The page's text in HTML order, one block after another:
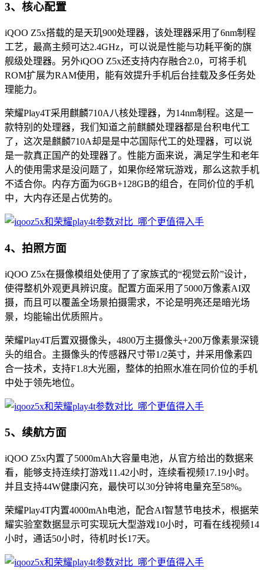
3、核心配置
iQOO Z5x搭载的是天玑900处理器，该处理器采用了6nm制程
工艺，最高主频可达2.4GHz，可以说是性能与功耗平衡的旗
舰级处理器。另外iQOO Z5x还支持内存融合2.0，可将手机
ROM扩展为RAM使用，能有效提升手机后台挂载及多任务处
理能力。
荣耀Play4T采用麒麟710A八核处理器，为14nm制程。这是一
款特别的处理器，我们知道之前麒麟处理器都是台积电代工
了，这次是麒麟710A却是是中芯国际代工的处理器，可以说
是一款真正国产的处理器了。性能方面来说，满足学生和老年
人的使用需求是没问题了，如果你经常玩游戏，那么这款手机
不适合你。内存方面为6GB+128GB的组合，在同价位的手机
中，大内存还是占优势的。
4、拍照方面
iQOO Z5x在摄像模组处使用了了家族式的“视觉云阶”设计，
使得整机外观更具辨识度。配置方面采用了5000万像素AI双
摄，而且可以覆盖全场景拍摄需求，不论是明亮还是暗光场
景，均能输出优质照片。
荣耀Play4T后置双摄像头，4800万主摄像头+200万像素景深镜
头的组合。主摄像头的传感器尺寸带1/2英寸，并采用像素四
合一技术，支持F1.8大光圈，整体的拍照水准在同价位的手机
中处于领先地位。
5、续航方面
iQOO Z5x内置了5000mAh大容量电池，从官方给出的数据来
看，能够支持连续打游戏11.42小时，连续看视频17.19小时。
并且支持44W健康闪充，最快可以30分钟将电量充至58%。
荣耀Play4T内置4000mAh电池，配合AI智慧节电技术，根据荣
耀实验室数据显示可实现玩大型游戏10小时，可看在线视频14
小时，通话50小时，待机时长17天。